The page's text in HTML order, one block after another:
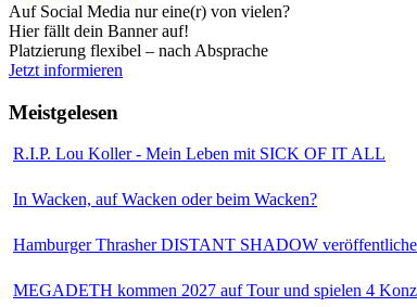
Auf Social Media nur eine(r) von vielen?
Hier fällt dein Banner auf!
Platzierung flexibel – nach Absprache
Jetzt informieren
Meistgelesen
R.I.P. Lou Koller - Mein Leben mit SICK OF IT ALL
In Wacken, auf Wacken oder beim Wacken?
Hamburger Thrasher DISTANT SHADOW
MEGADETH kommen 2027 auf Tour und spielen 4